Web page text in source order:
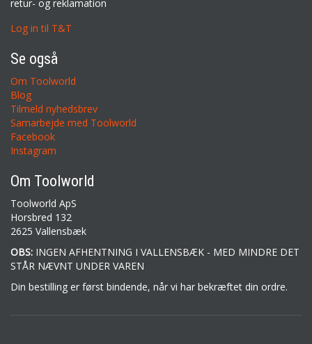
retur- og reklamation
Log in til T&T
Se også
Om Toolworld
Blog
Tilmeld nyhedsbrev
Samarbejde med Toolworld
Facebook
Instagram
Om Toolworld
Toolworld ApS
Horsbred 132
2625 Vallensbæk
OBS: INGEN AFHENTNING I VALLENSBÆK - MED MINDRE DET
STÅR NÆVNT UNDER VAREN
Din bestilling er først bindende, når vi har bekræftet din ordre.